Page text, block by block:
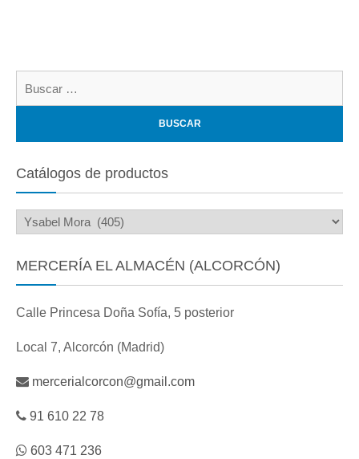
Catálogos de productos
MERCERÍA EL ALMACÉN (ALCORCÓN)
Calle Princesa Doña Sofía, 5 posterior
Local 7, Alcorcón (Madrid)
mercerialcorcon@gmail.com
91 610 22 78
603 471 236